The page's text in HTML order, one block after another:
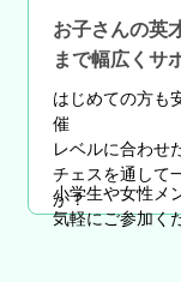
お子さんの英
まで幅広くサ
はじめての方も
催
レベルに合わせ
チェスを通して
か？
小学生や女性メ
気軽にご参加く